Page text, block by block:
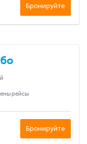
Бронируйте
рейсы
Бронируйте